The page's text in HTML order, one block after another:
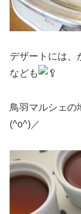
デザートには、
なども
鳥羽マルシェの
(^o^)／